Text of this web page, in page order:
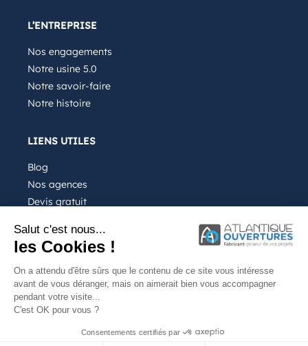
L’ENTREPRISE
Nos engagements
Notre usine 5.0
Notre savoir-faire
Notre histoire
LIENS UTILES
Blog
Nos agences
Devis gratuit
FAQ
Notre entreprise
Salut c'est nous...
les Cookies !
On a attendu d'être sûrs que le contenu de ce site vous intéresse
avant de vous déranger, mais on aimerait bien vous accompagner
pendant votre visite...
C'est OK pour vous ?
Consentements certifiés par